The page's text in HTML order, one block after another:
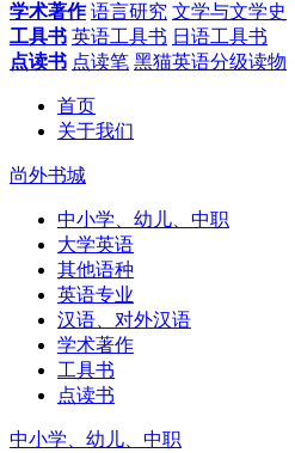
学术著作 语言研究 文学与文学史
工具书 英语工具书 日语工具书
点读书 点读笔 黑猫英语分级读物
首页
关于我们
尚外书城
中小学、幼儿、中职
大学英语
其他语种
英语专业
汉语、对外汉语
学术著作
工具书
点读书
中小学、幼儿、中职